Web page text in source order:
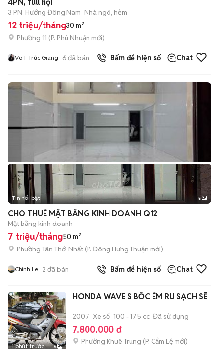
4PN, full nội
3 PN Hướng Đông Nam Nhà ngõ, hẻm
12 triệu/tháng30 m²
Phường 11 (P. Phú Nhuận mới)
Võ T Trúc Giang 6 đã bán Bấm để hiện số Chat
Tin nổi bật 5
CHO THUÊ MẶT BẰNG KINH DOANH Q12
Mặt bằng kinh doanh
7 triệu/tháng50 m²
Phường Tân Thới Nhất (P. Đông Hưng Thuận mới)
Chinh Le 2 đã bán Bấm để hiện số Chat
1 phút trước 6
HONDA WAVE S BỐC ÊM RU SẠCH SẼ
2007 Xe số 100 - 175 cc Đã sử dụng
7.800.000 đ
Phường Khuê Trung (P. Cẩm Lệ mới)